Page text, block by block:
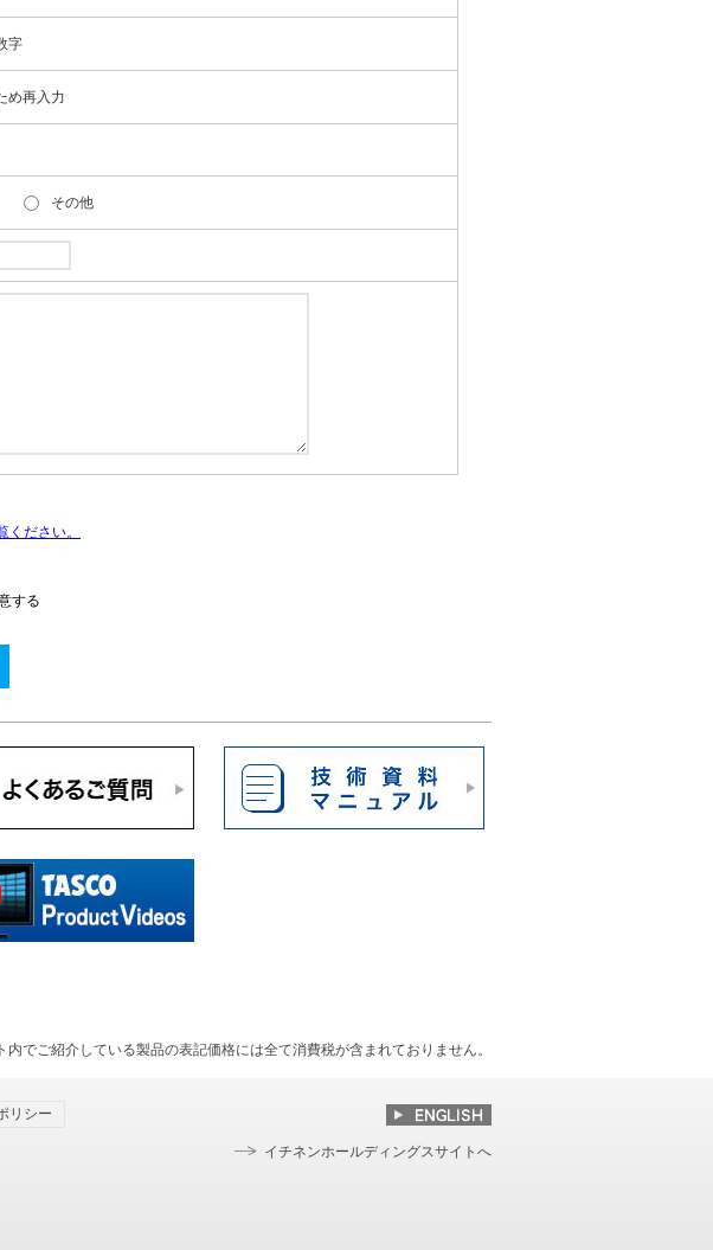
字
め再入力
その他
ださい。
する
でご紹介している製品の表記価格には全て消費税が含まれておりません。
リシー
イチネンホールディングスサイトへ